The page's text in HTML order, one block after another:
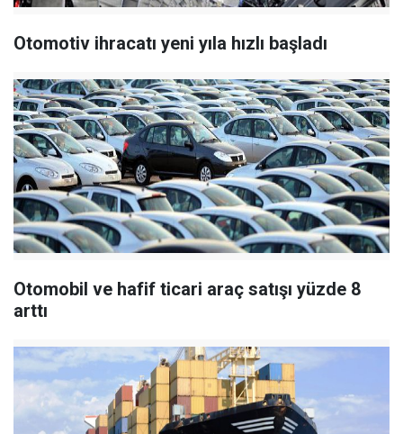
Otomotiv ihracatı yeni yıla hızlı başladı
Otomobil ve hafif ticari araç satışı yüzde 8
arttı